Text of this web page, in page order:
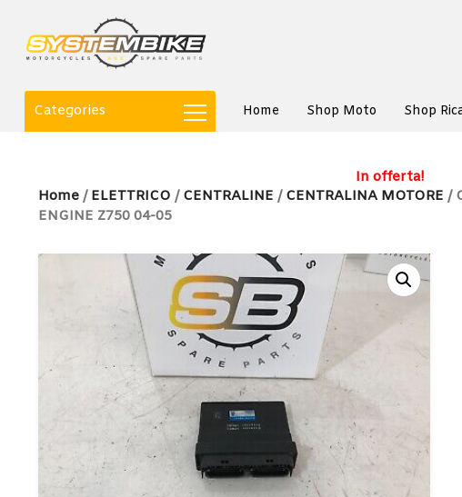
Categories Home Shop Moto Shop
Home / ELETTRICO / CENTRALINE / CENTRALINA MOTORE /
ENGINE Z750 04-05
In offerta!